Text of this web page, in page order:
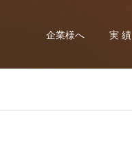
企業様へ 実 績